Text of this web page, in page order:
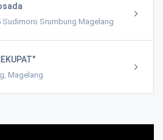
Sudimoro Srumbung Magelang
Magelang